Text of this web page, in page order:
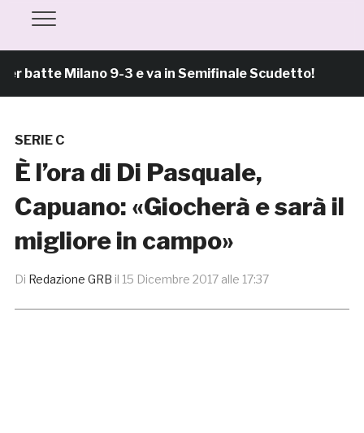
batte Milano 9-3 e va in Semifinale Scudetto!
SERIE C
È l’ora di Di Pasquale,
Capuano: «Giocherà e sarà il
migliore in campo»
Di Redazione GRB il 15 Dicembre 2017 alle 17:37